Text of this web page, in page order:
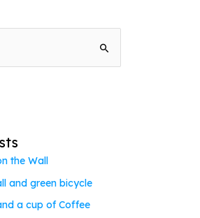
the Wall
and green bicycle
a cup of Coffee